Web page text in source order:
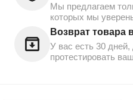
Мы предлагаем
которых мы
Возврат товара
У вас есть 30 дней,
протестировать